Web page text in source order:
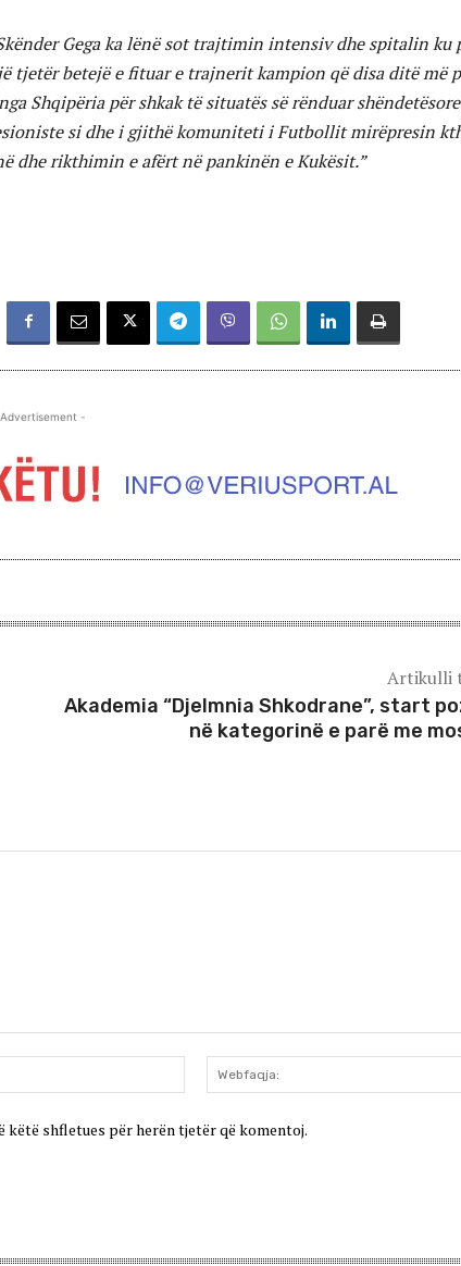
Gega ka lënë sot trajtimin intensiv dhe spitalin ku
tjetër betejë e fituar e trajnerit kampion që disa ditë më
Shqipëria për shkak të situatës së rënduar
si dhe i gjithë komuniteti i Futbollit mirëpresin
dhe rikthimin e afërt në pankinën e Kukësit.”
-
Artikulli
Akademia “Djelmnia Shkodrane”, start
në kategorinë e parë me
Email:*
shfletues për herën tjetër që komentoj.